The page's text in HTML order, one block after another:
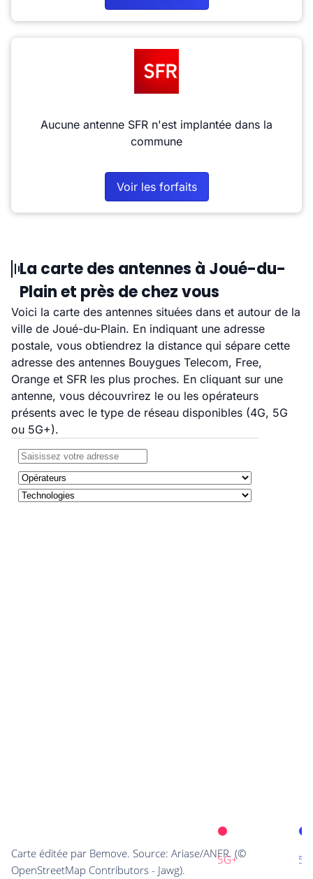
Aucune antenne SFR n'est implantée dans la
commune
Voir les forfaits
La carte des antennes à Joué-du-
Plain et près de chez vous
Voici la carte des antennes situées dans et autour de la
ville de Joué-du-Plain. En indiquant une adresse
postale, vous obtiendrez la distance qui sépare cette
adresse des antennes Bouygues Telecom, Free,
Orange et SFR les plus proches. En cliquant sur une
antenne, vous découvrirez le ou les opérateurs
présents avec le type de réseau disponibles (4G, 5G
ou 5G+).